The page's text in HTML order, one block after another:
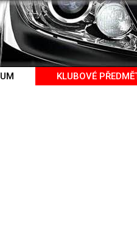
KLUBOVÉ